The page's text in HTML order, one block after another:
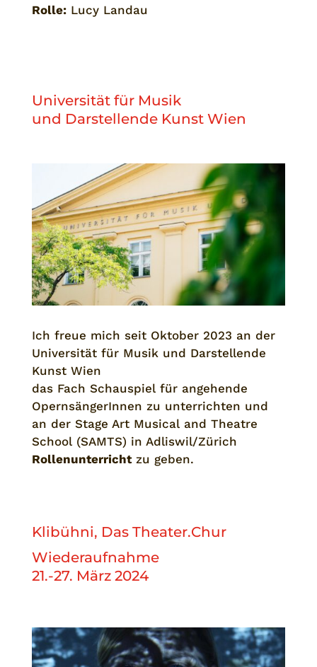
Rolle:Lucy Landau
Universität für Musik
und Darstellende Kunst Wien
Ich freue mich seit Oktober 2023 an der
Universität für Musik und Darstellende
Kunst Wien
das Fach Schauspiel für angehende
OpernsängerInnen zu unterrichten und
an der Stage Art Musical and Theatre
School (SAMTS) in Adliswil/Zürich
Rollenunterrichtzu geben.
Klibühni, Das Theater.Chur
Wiederaufnahme
21.-27. März 2024